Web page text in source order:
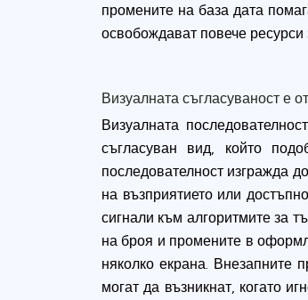
промените на база дата
освобождават повече
Визуалната съгласуваност е
Визуалната
съгласуван вид, който
последователност изгражда
на възприятието или
сигнали към алгоритмите за
на броя и промените в
няколко екрана.
могат да възникнат, когато